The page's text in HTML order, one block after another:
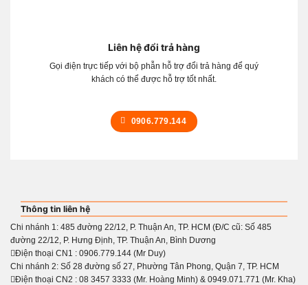
Liên hệ đổi trả hàng
Gọi điện trực tiếp với bộ phẫn hỗ trợ đổi trả hàng để quý
khách có thể được hỗ trợ tốt nhất.
0906.779.144
Thông tin liên hệ
Chi nhánh 1: 485 đường 22/12, P. Thuận An, TP. HCM (Đ/C cũ: Số 485
đường 22/12, P. Hưng Định, TP. Thuận An, Bình Dương
Điện thoại CN1 : 0906.779.144 (Mr Duy)
Chi nhánh 2: Số 28 đường số 27, Phường Tân Phong, Quận 7, TP. HCM
Điện thoại CN2 : 08 3457 3333 (Mr. Hoàng Minh) & 0949.071.771 (Mr. Kha)